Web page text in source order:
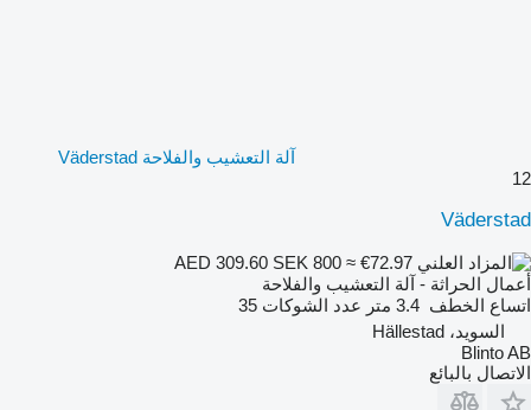
آلة التعشيب والفلاحة Väderstad
12
Väderstad
SEK 800 ≈ €72.97
أعمال الحراثة - آلة التعشيب والفلاحة
اتساع الخطف 3.4 متر عدد الشوكات 35
السويد، Hällestad
Blinto AB
الاتصال بالبائع